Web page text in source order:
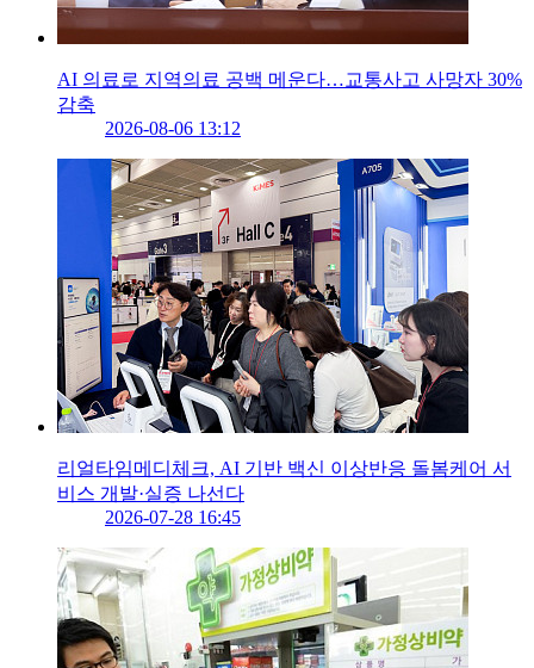
AI 의료로 지역의료 공백 메운다…교통사고 사망자 30%
감축
2026-08-06 13:12
리얼타임메디체크, AI 기반 백신 이상반응 돌봄케어 서
비스 개발·실증 나선다
2026-07-28 16:45